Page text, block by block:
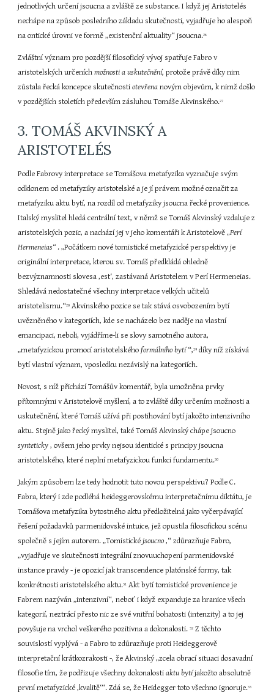
jednotlivých určení jsoucna a zvláště ze substance. I když jej Aristotelés
nechápe na způsob posledního základu skutečnosti, vyjadřuje ho alespoň
na ontické úrovni ve formě „existenční aktuality“ jsoucna.26
Zvláštní význam pro pozdější filosofický vývoj spatřuje Fabro v
aristotelských určeních možnosti a uskutečnění, protože právě díky nim
zůstala řecká koncepce skutečnosti otevřena novým objevům, k nimž došlo
v pozdějších stoletích především zásluhou Tomáše Akvinského.27
3. TOMÁŠ AKVINSKÝ A
ARISTOTELÉS
Podle Fabrovy interpretace se Tomášova metafyzika vyznačuje svým
odklonem od metafyziky aristotelské a je jí právem možné označit za
metafyziku aktu bytí, na rozdíl od metafyziky jsoucna řecké provenience.
Italský myslitel hledá centrální text, v němž se Tomáš Akvinský vzdaluje z
aristotelských pozic, a nachází jej v jeho komentáři k Aristotelově „Perí
Hermeneias“ . „Počátkem nové tomistické metafyzické perspektivy je
originální interpretace, kterou sv. Tomáš předkládá ohledně
bezvýznamnosti slovesa ‚est‘, zastávaná Aristotelem v Perí Hermeneias.
Shledává nedostatečné všechny interpretace velkých učitelů
aristotelismu.“28 Akvinského pozice se tak stává osvobozením bytí
uvězněného v kategoriích, kde se nacházelo bez naděje na vlastní
emancipaci, neboli, vyjádříme-li se slovy samotného autora,
„metafyzickou promocí aristotelského formálního bytí “,29 díky níž získává
bytí vlastní význam, vposledku nezávislý na kategoriích.
Novost, s níž přichází Tomášův komentář, byla umožněna prvky
přítomnými v Aristotelově myšlení, a to zvláště díky určením možnosti a
uskutečnění, které Tomáš užívá při postihování bytí jakožto intenzivního
synteticky , ovšem jeho prvky nejsou identické s principy jsoucna
aristotelského, které neplní metafyzickou funkci fundamentu.30
Jakým způsobem lze tedy hodnotit tuto novou perspektivu? Podle C.
Fabra, který i zde podléhá heideggerovskému interpretačnímu diktátu, je
Tomášova metafyzika bytostného aktu předložitelná jako vyčerpávající
řešení požadavků parmenidovské intuice, jež opustila filosofickou scénu
společně s jejím autorem. „Tomistické jsoucno ,“ zdůrazňuje Fabro,
„vyjadřuje ve skutečnosti integrální znovuuchopení parmenidovské
instance pravdy - je opozicí jak transcendence platónské formy, tak
konkrétnosti aristotelského aktu.31 Akt bytí tomistické provenience je
Fabrem nazýván „intenzivní“, neboť i když expanduje za hranice všech
kategorií, neztrácí přesto nic ze své vnitřní bohatosti (intenzity) a to jej
povyšuje na vrchol veškerého pozitivna a dokonalosti. 32 Z těchto
souvislostí vyplývá - a Fabro to zdůrazňuje proti Heideggerově
interpretační krátkozrakosti -, že Akvinský „zcela obrací situaci dosavadní
filosofie tím, že podřizuje všechny dokonalosti aktu bytí jakožto absolutně
první metafyzické ‚kvalitě‘“. Zdá se, že Heidegger toto všechno ignoruje.33